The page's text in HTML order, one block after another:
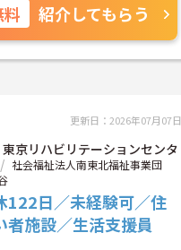
紹介してもらう
更新日：2026年07月07日
京リハビリテーションセンタ
社会福祉法人南東北福祉事業団
122日／未経験可／住
施設／生活支援員